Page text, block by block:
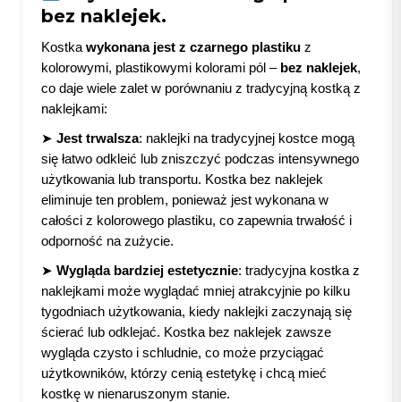
bez naklejek.
Kostka wykonana jest z czarnego plastiku z
kolorowymi, plastikowymi kolorami pól – bez naklejek,
co daje wiele zalet w porównaniu z tradycyjną kostką z
naklejkami:
➤ Jest trwalsza: naklejki na tradycyjnej kostce mogą
się łatwo odkleić lub zniszczyć podczas intensywnego
użytkowania lub transportu. Kostka bez naklejek
eliminuje ten problem, ponieważ jest wykonana w
całości z kolorowego plastiku, co zapewnia trwałość i
odporność na zużycie.
➤ Wygląda bardziej estetycznie: tradycyjna kostka z
naklejkami może wyglądać mniej atrakcyjnie po kilku
tygodniach użytkowania, kiedy naklejki zaczynają się
ścierać lub odklejać. Kostka bez naklejek zawsze
wygląda czysto i schludnie, co może przyciągać
użytkowników, którzy cenią estetykę i chcą mieć
kostkę w nienaruszonym stanie.